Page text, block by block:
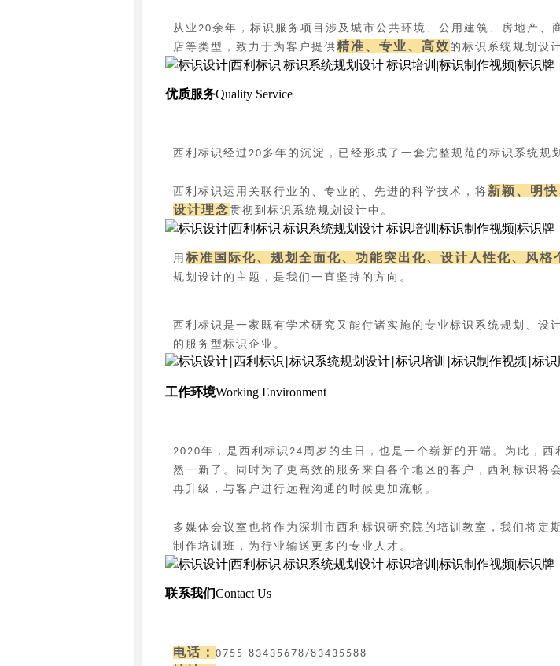
从业 20余年，标识服务项目涉及城市公共环境、公用建筑、房地产、
店等类型，致力于为客户提供精准、专业、高效 的标识系统规划设
优质服务Quality Service
西利标识经过 20 多年的沉淀，已经形成了一套完整规范的标识系统规划
西利标识运用关联行业的、专业的、先进的科学技术，将新颖、明
设计理念贯彻到标识系统规划设计中。
用 标准国际化、规划全面化、功能突出化、设计人性化、风格
规划设计的主题，是我们一直坚持的方向。
西利标识是一家既有学术研究又能付诸实施的专业标识系统规划、设
的服务型标识企业。
工作环境Working Environment
2020年，是西利标识 24 周岁的生日，也是一个崭新的开端。为此，西
然一新了。同时为了更高效的服务来自各个地区的客户，西利标识将
再升级，与客户进行远程沟通的时候更加流畅。
多媒体会议室也将作为深圳市西利标识研究院的培训教室，我们将定
制作培训班，为行业输送更多的专业人才。
联系我们Contact Us
电话： 0755-83435678/83435588